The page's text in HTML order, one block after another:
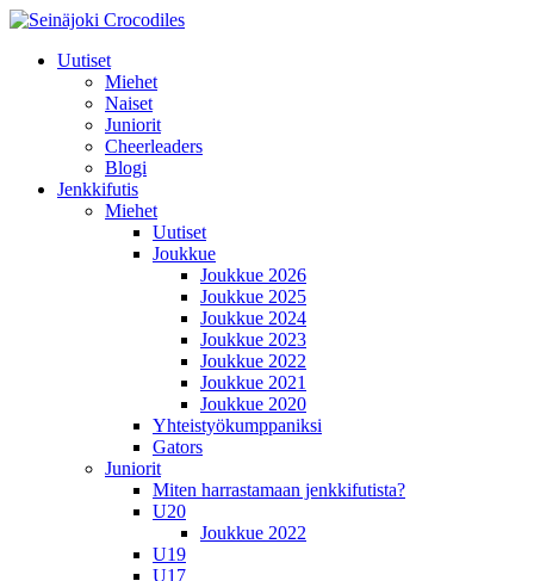
Uutiset
Miehet
Naiset
Juniorit
Cheerleaders
Blogi
Jenkkifutis
Miehet
Uutiset
Joukkue
Joukkue 2026
Joukkue 2025
Joukkue 2024
Joukkue 2023
Joukkue 2022
Joukkue 2021
Joukkue 2020
Yhteistyökumppaniksi
Gators
Juniorit
Miten harrastamaan jenkkifutista?
U20
Joukkue 2022
U19
U17